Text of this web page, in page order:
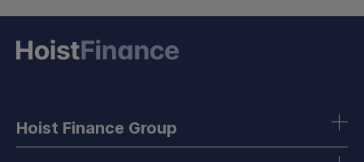
Hoist Finance Group